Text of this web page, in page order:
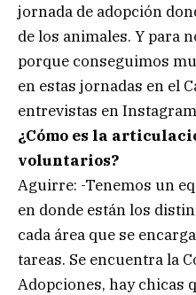
jornada de adopción
de los animales. Y para
porque conseguimos
en estas jornadas en el
entrevistas en
¿Cómo es la
voluntarios?
Aguirre: -Tenemos un
en donde están los
cada área que se
tareas. Se encuentra la
Adopciones, hay chicas